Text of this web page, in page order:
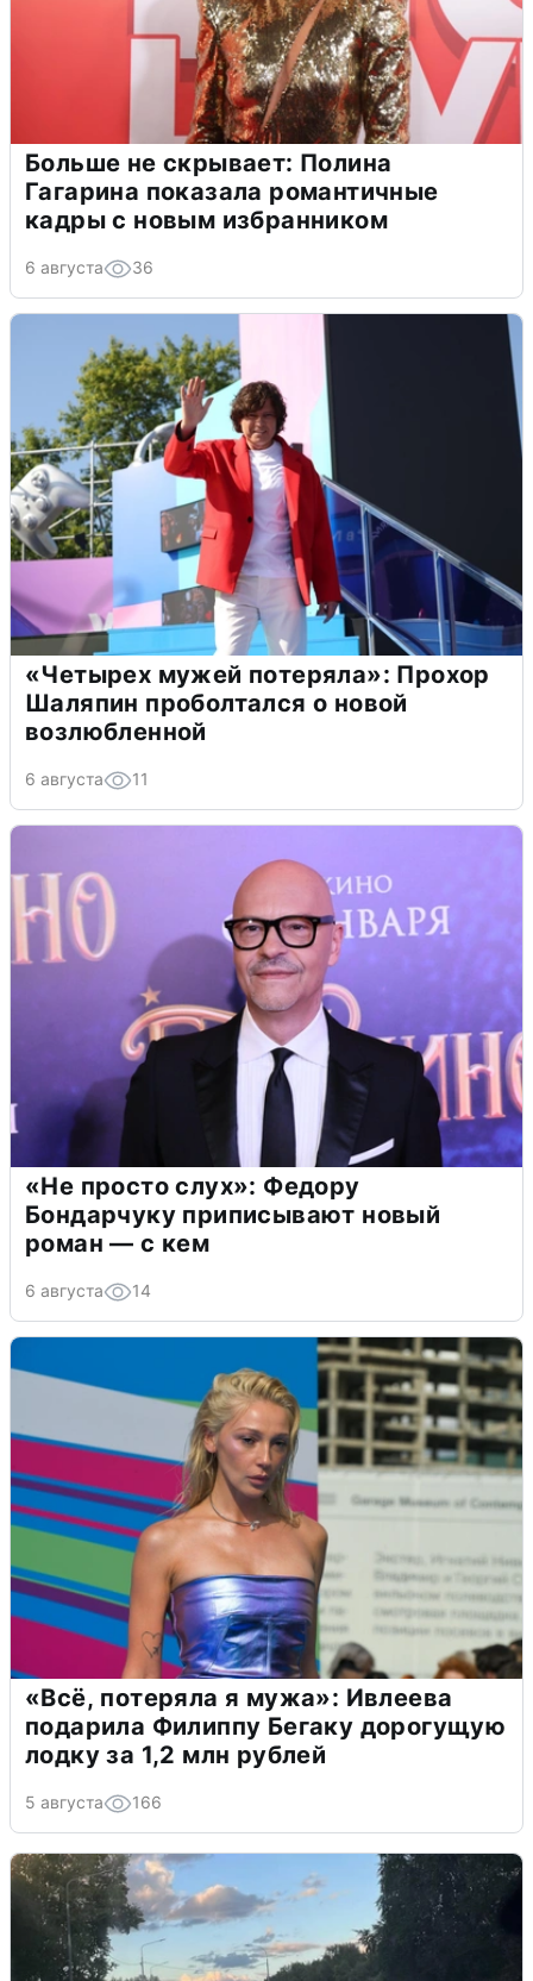
Больше не скрывает: Полина
Гагарина показала романтичные
кадры с новым избранником
6 августа 36
«Четырех мужей потеряла»: Прохор
Шаляпин проболтался о новой
возлюбленной
6 августа 11
«Не просто слух»: Федору
Бондарчуку приписывают новый
роман — с кем
6 августа 14
«Всё, потеряла я мужа»: Ивлеева
подарила Филиппу Бегаку дорогущую
лодку за 1,2 млн рублей
5 августа 166